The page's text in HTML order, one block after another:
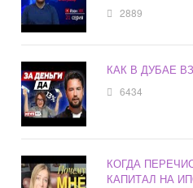
2889
КАК В ДУБАЕ
6434
КОГДА
КАПИТАЛ НА